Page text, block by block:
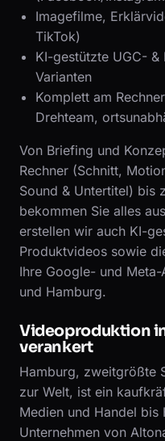
Imagefilme,
TikTok)
KI-gestützte UGC-
Varianten
Komplett am
Drehteam,
Von Briefing und
Rechner (Schnitt,
Sound & Untertitel) bis
bekommen Sie alles
erstellen wir auch KI-
Produktvideos sowie
Ihre Google- und
und Hamburg.
Videoproduktion
verankert
Hamburg, zweitgrößte
zur Welt, ist ein
Medien und Handel bis
Unternehmen von